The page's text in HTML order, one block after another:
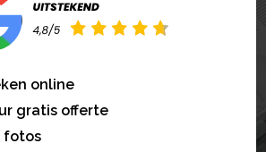
online
gratis offerte
fotos